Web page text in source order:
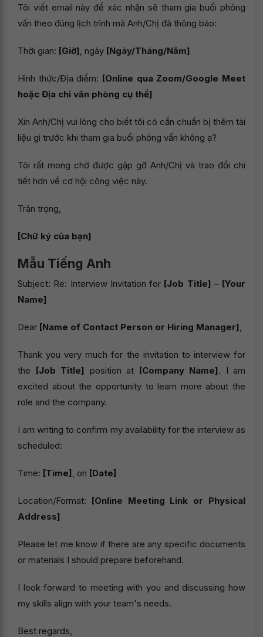
Tôi viết email này để xác nhận sẽ tham gia buổi phỏng
vấn theo đúng lịch trình mà Anh/Chị đã thông báo:
Thời gian: [Giờ], ngày [Ngày/Tháng/Năm]
Hình thức/Địa điểm: [Online qua Zoom/Google Meet
hoặc Địa chỉ văn phòng cụ thể]
Xin Anh/Chị vui lòng cho biết tôi có cần chuẩn bị thêm tài
liệu gì trước khi tham gia buổi phỏng vấn không ạ?
Tôi rất mong chờ được gặp gỡ Anh/Chị và trao đổi chi
tiết hơn về cơ hội công việc này.
Trân trọng,
[Chữ ký của bạn]
Mẫu Tiếng Anh
Subject: Re: Interview Invitation for [Job Title] – [Your
Name]
Dear [Name of Contact Person or Hiring Manager],
Thank you very much for the invitation to interview for
the [Job Title] position at [Company Name]. I am
excited about the opportunity to learn more about the
role and the company.
I am writing to confirm my availability for the interview as
scheduled:
Time: [Time], on [Date]
Location/Format: [Online Meeting Link or Physical
Address]
Please let me know if there are any specific documents
or materials I should prepare beforehand.
I look forward to meeting with you and discussing how
my skills align with your team's needs.
Best regards,